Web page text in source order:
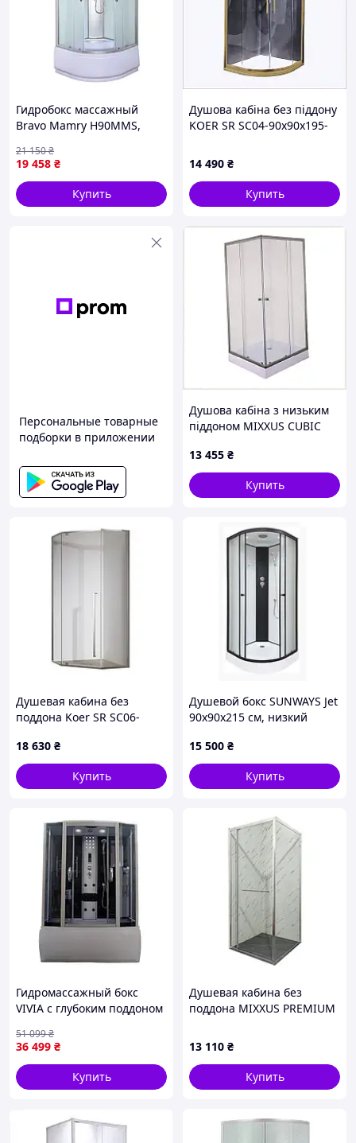
Гидробокс массажный
Bravo Mamry H90MMS,
19 458 ₴
21 150₴
Купить
Душова кабіна без піддону
KOER SR SC04-90x90x195-
CLEAN 5мм матове золото
(K, 36B563K21
14 490 ₴
Купить
Персональные товарные
подборки в приложении
Душова кабіна з низьким
піддоном MIXXUS CUBIC
GRAPHITE прозоре скло
4мм (MI6905, 220P238C2P
13 455 ₴
Купить
Душевая кабина без
поддона Koer SR SC06-
пятиугольная
18 630 ₴
Купить
Душевой бокс SUNWAYS Jet
90x90x215 см, низкий
15 500 ₴
Купить
Гидромассажный бокс
VIVIA с глубоким поддоном
комнаты душевой кабины
гидробокс
36 499 ₴
51 099₴
Купить
Душевая кабина без
поддона MIXXUS PREMIUM
TR CHROME прозрачное
стекло 6мм (MI8290)
13 110 ₴
Купить